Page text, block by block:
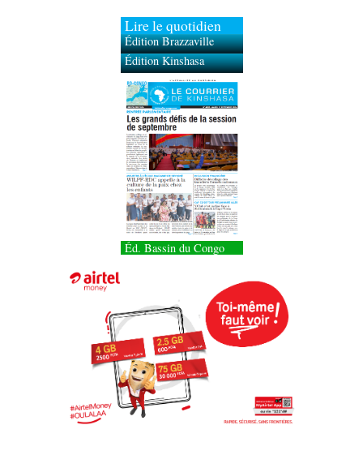
Lire le quotidien
Édition Brazzaville
Édition Kinshasa
Éd. Bassin du Congo